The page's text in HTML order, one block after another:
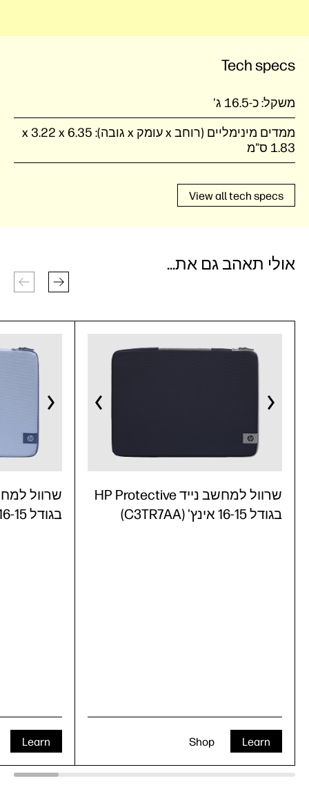
Tech specs
משקל:כ-16.5 ג'
ממדים מינימליים (רוחב x עומק x גובה):
‎6.35 ‏x ‏3.22 x
View all tech specs
אולי תאהב גם את...
בגודל 16-15 אינץ' (C3TR6AA)
Learn
שרוול למחשב נייד HP Protective
בגודל 16-15 אינץ' (C3TR7AA)
Learn
Shop